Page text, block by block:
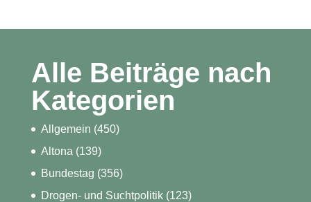
Alle Beiträge nach
Kategorien
Allgemein (450)
Altona (139)
Bundestag (356)
Drogen- und Suchtpolitik(123)